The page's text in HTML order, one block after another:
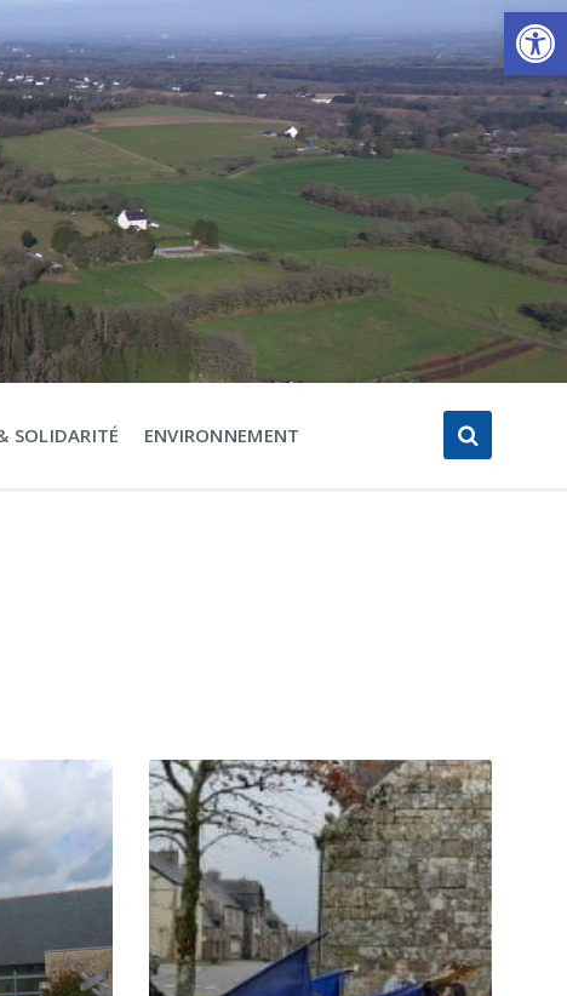
Ouvrir la barre d’outils
SOLIDARITÉ ENVIRONNEMENT
Lire
la
suite